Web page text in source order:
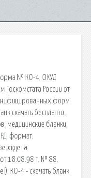
№ КО-4, ОКУД
России от
форм
скачать бесплатно,
медицинские бланки,
формат.
от 18.08.98 г. № 88.
КО-4 - скачать бланк